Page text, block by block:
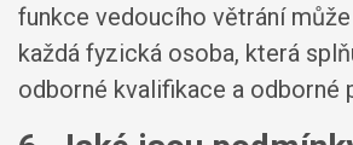
funkce vedoucího větrání
každá fyzická osoba, která
odborné kvalifikace a odborné